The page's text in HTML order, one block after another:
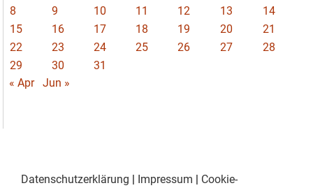
8
9 10 11 12 13
14
15
16 17 18 19 20
21
22
23 24 25 26 27
28
29
30
31
« Apr
Jun »
Datenschutzerklärung | Impressum | Cookie-